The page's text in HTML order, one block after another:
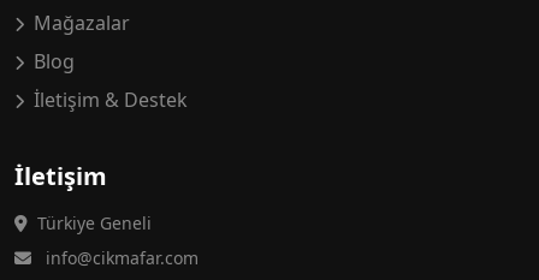
Mağazalar
Blog
İletişim & Destek
İletişim
Türkiye Geneli
info@cikmafar.com